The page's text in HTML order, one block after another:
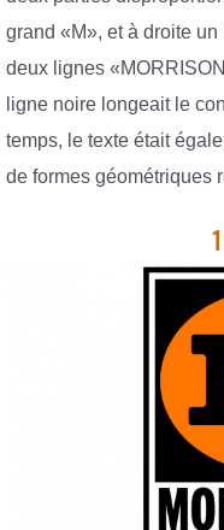
grand «M», et à droite
deux lignes
ligne noire longeait le
temps, le texte était
de formes géométriques